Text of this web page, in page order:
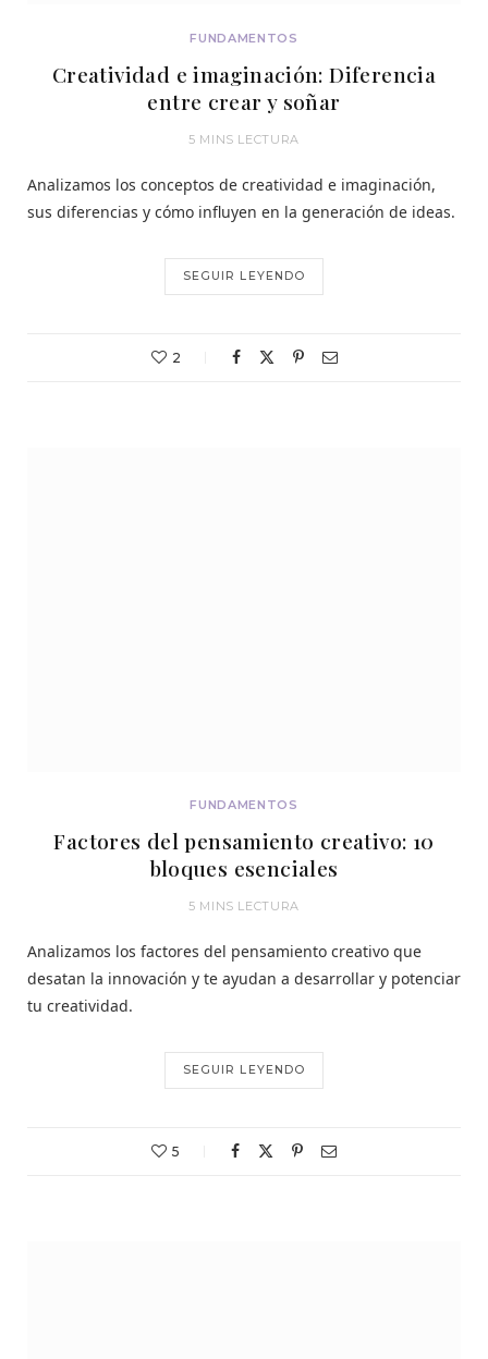
FUNDAMENTOS
Creatividad e imaginación: Diferencia
entre crear y soñar
5 MINS LECTURA
Analizamos los conceptos de creatividad e imaginación,
sus diferencias y cómo influyen en la generación de ideas.
SEGUIR LEYENDO
2
FUNDAMENTOS
Factores del pensamiento creativo: 10
bloques esenciales
5 MINS LECTURA
Analizamos los factores del pensamiento creativo que
desatan la innovación y te ayudan a desarrollar y potenciar
tu creatividad.
SEGUIR LEYENDO
5